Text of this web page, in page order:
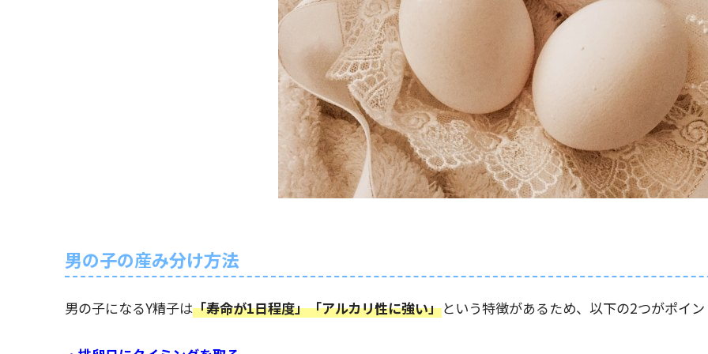
男の子の産み分け方法
男の子になるY精子は「寿命が1日程度」「アルカリ性に強い」という特徴があるため、以下の2つがポイ